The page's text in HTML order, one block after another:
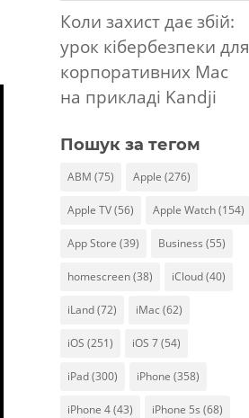
Коли захист дає збій:
урок кібербезпеки для
корпоративних Mac
на прикладі Kandji
Пошук за тегом
ABM (75) Apple (276)
Apple TV(56) Apple Watch(154)
App Store (39) Business (55)
homescreen(38) iCloud(40)
iLand(72) iMac (62)
iOS (251) iOS 7(54)
iPad(300) iPhone (358)
iPhone 4(43) iPhone 5s (68)